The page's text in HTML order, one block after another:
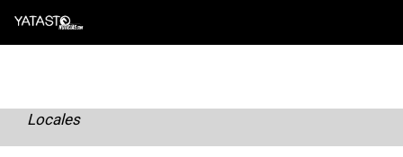
Skip
Locales